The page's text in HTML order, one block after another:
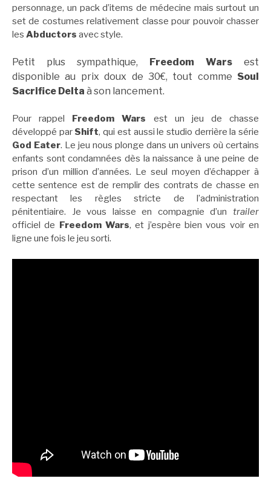
personnage, un pack d’items de médecine mais surtout un
set de costumes relativement classe pour pouvoir chasser
les Abductors avec style.
Petit plus sympathique, Freedom Wars est
disponible au prix doux de 30€, tout comme Soul
Sacrifice Delta à son lancement.
Pour rappel Freedom Wars est un jeu de chasse
développé par Shift, qui est aussi le studio derrière la série
God Eater. Le jeu nous plonge dans un univers où certains
enfants sont condamnées dès la naissance à une peine de
prison d’un million d’années. Le seul moyen d’échapper à
cette sentence est de remplir des contrats de chasse en
respectant les règles stricte de l’administration
pénitentiaire. Je vous laisse en compagnie d’un trailer
officiel de
Freedom Wars, et j’espère bien vous voir en
ligne une fois le jeu sorti.